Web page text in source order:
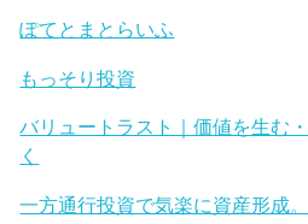
ぽてとまとらいふ
もっそり投資
バリュートラスト｜価値を生む
く
一方通行投資で気楽に資産形成。